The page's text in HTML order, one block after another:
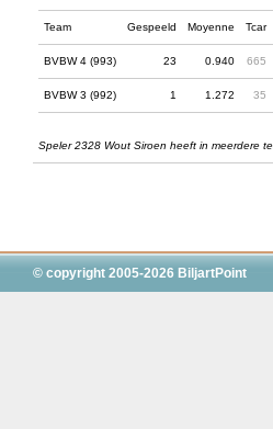
Team Gespeeld Moyenne Tcar
BVBW 4 (993) 23 0.940 665
BVBW 3 (992) 1 1.272 35
Speler 2328 Wout Siroen heeft in meerdere
© copyright 2005-2026 BiljartPoint